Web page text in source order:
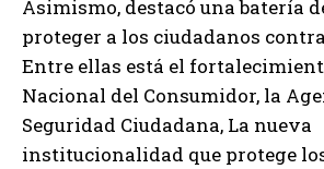
Asimismo, destacó una batería
proteger a los ciudadanos
Entre ellas está el
Nacional del Consumidor, la
Seguridad Ciudadana, La nueva
institucionalidad que protege